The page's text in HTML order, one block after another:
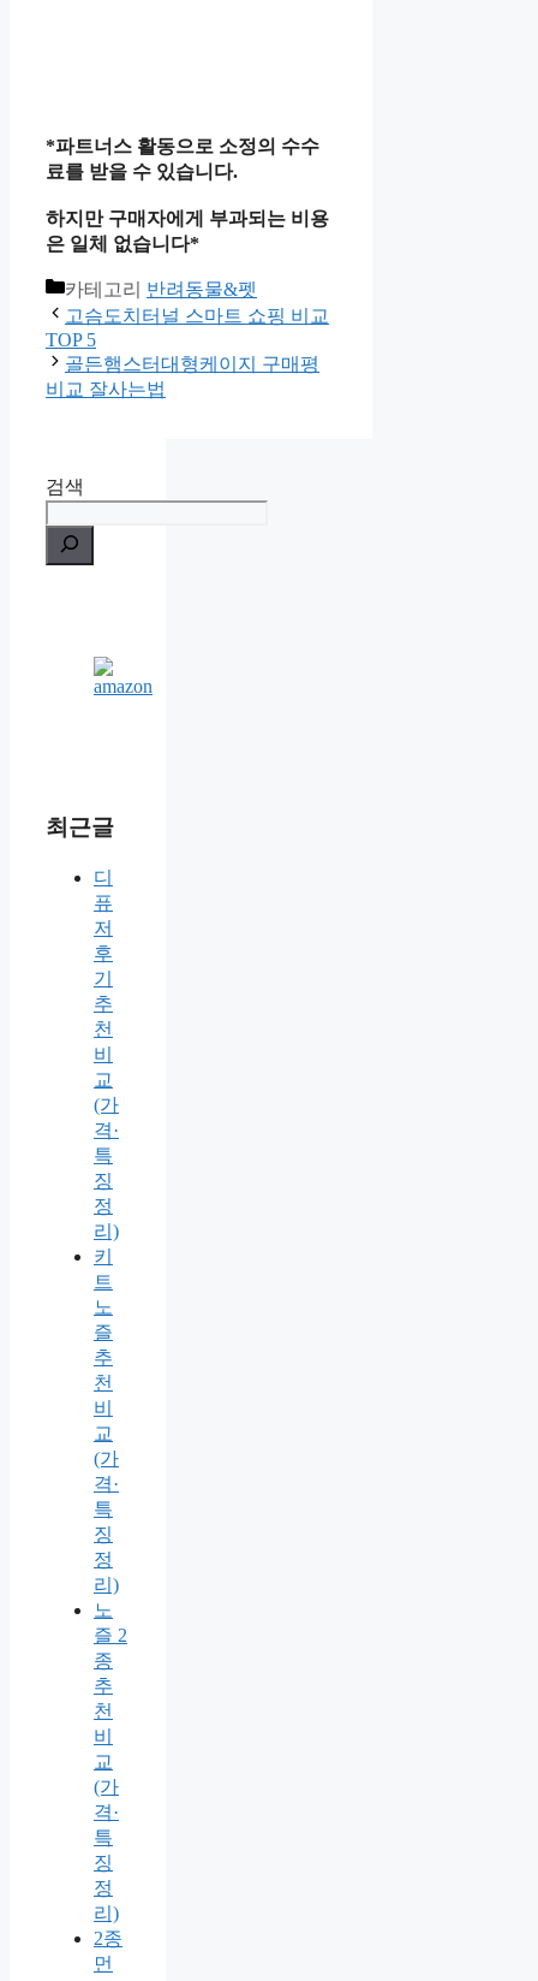
*파트너스 활동으로 소정의 수수
료를 받을 수 있습니다.
하지만 구매자에게 부과되는 비용
은 일체 없습니다*
카테고리 반려동물&펫
고슴도치터널 스마트 쇼핑 비교
TOP 5
골든햄스터대형케이지 구매평
비교 잘사는법
검색
최근글
디
퓨
저
후
기
추
천
비
교
(가
격·
특
징
정
리)
키
트
노
즐
추
천
비
교
(가
격·
특
징
정
리)
노
즐 2
종
추
천
비
교
(가
격·
특
징
정
리)
2종
먼